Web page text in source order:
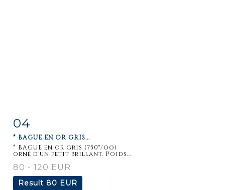
Item detail
04
* BAGUE EN OR GRIS...
* BAGUE en or gris (750°/oo)
orné d'un petit brillant. Poids...
80 - 120 EUR
Result 80 EUR